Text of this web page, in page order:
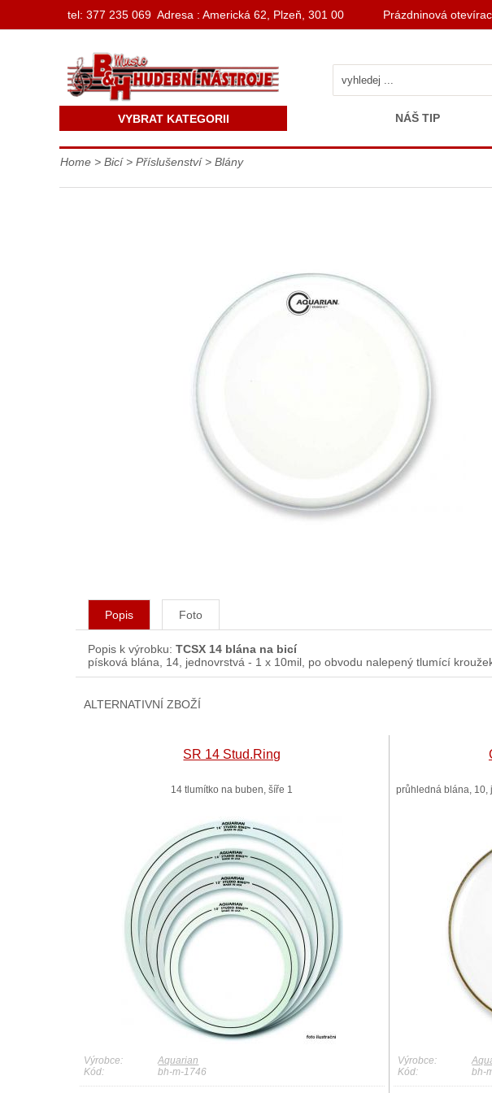
Home > Bicí> Příslušenství> Blány
Popis Foto
Popis k výrobku: TCSX 14 blána na bicí
písková blána, 14, jednovrstvá - 1 x 10mil, po obvodu nalepený tlumící
ALTERNATIVNÍ ZBOŽÍ
SR 14 Stud.Ring
14 tlumítko na buben, šíře 1
Výrobce:
Aquarian
Kód:
bh-m-1746
průhledná blána, 10,
Výrobce:
Kód:
bh-
NÁŠ TIP
VYBRAT KATEGORII
tel: 377 235 069 Adresa : Americká 62, Plzeň, 301 00 Prázdninová otevírací